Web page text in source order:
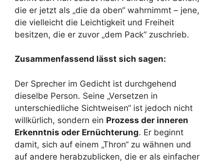
die er jetzt als „die da oben“ wahrnimmt – jene,
die vielleicht die Leichtigkeit und Freiheit
besitzen, die er zuvor „dem Pack“ zuschrieb.
Zusammenfassend lässt sich sagen:
Der Sprecher im Gedicht ist durchgehend
dieselbe Person. Seine „Versetzen in
unterschiedliche Sichtweisen“ ist jedoch nicht
willkürlich, sondern ein Prozess der inneren
Erkenntnis oder Ernüchterung. Er beginnt
damit, sich auf einem „Thron“ zu wähnen und
auf andere herabzublicken, die er als einfacher